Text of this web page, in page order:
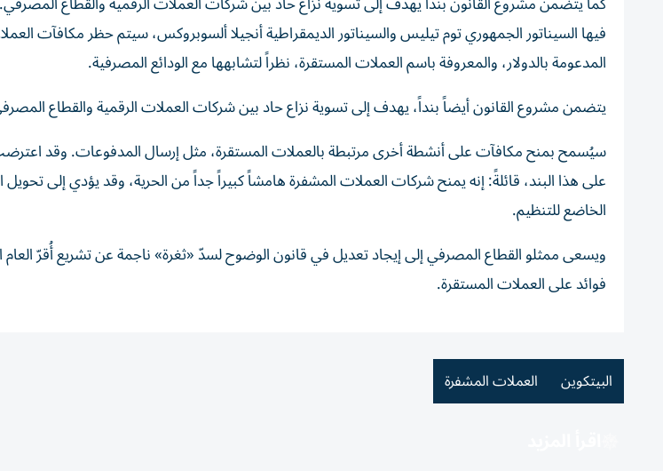
فيها السيناتور الجمهوري توم تيليس والسيناتور الديمقراطية أنجيلا ألسوبروكس، سيتم حظر مكافآت
المدعومة بالدولار، والمعروفة باسم العملات المستقرة، نظراً لتشابهها مع الودائع المصرفية.
يتضمن مشروع القانون أيضاً بنداً، يهدف إلى تسوية نزاع حاد بين شركات العملات الرقمية والقطاع
سيُسمح بمنح مكافآت على أنشطة أخرى مرتبطة بالعملات المستقرة، مثل إرسال المدفوعات. وقد
على هذا البند، قائلةً: إنه يمنح شركات العملات المشفرة هامشاً كبيراً جداً من الحرية، وقد يؤدي إلى تحويل
الخاضع للتنظيم.
ويسعى ممثلو القطاع المصرفي إلى إيجاد تعديل في قانون الوضوح لسدّ «ثغرة» ناجمة عن تشريع أُقرّ
فوائد على العملات المستقرة.
البيتكوين العملات المشفرة